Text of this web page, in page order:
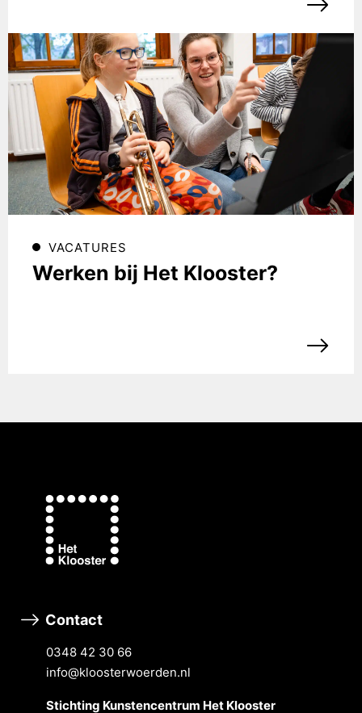
VACATURES
Werken bij Het Klooster?
Contact
0348 42 30 66
info@kloosterwoerden.nl
Stichting Kunstencentrum Het Klooster